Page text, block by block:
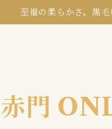
至福の柔らかさ。黒
赤門